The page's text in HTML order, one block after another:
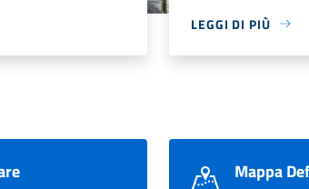
LEGGI DI PIÙ
Mappa